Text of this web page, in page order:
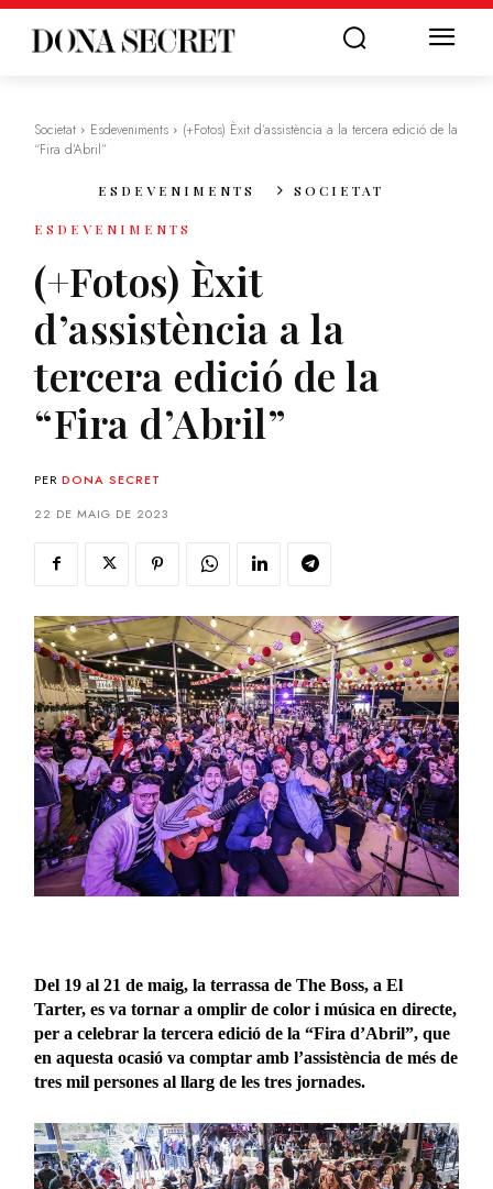
Societat Esdeveniments
(+Fotos) Èxit d’assistència a la tercera edició de la
“Fira d’Abril”
ESDEVENIMENTS SOCIETAT
ESDEVENIMENTS
(+Fotos) Èxit
d’assistència a la
tercera edició de la
“Fira d’Abril”
PER DONA SECRET
22 DE MAIG DE 2023
Del 19 al 21 de maig, la terrassa de The Boss, a El
Tarter, es va tornar a omplir de color i música en directe,
per a celebrar la tercera edició de la “Fira d’Abril”, que
en aquesta ocasió va comptar amb l’assistència de més de
tres mil persones al llarg de les tres jornades.